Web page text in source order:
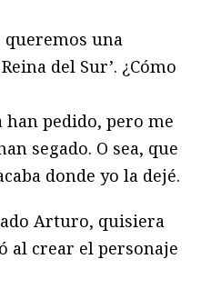
una
del Sur’. ¿Cómo
pedido, pero me
segado. O sea, que
donde yo la dejé.
Arturo, quisiera
al crear el personaje